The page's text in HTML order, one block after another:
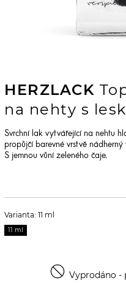
HERZLACK
na nehty s
Svrchní lak vytvářející na nehtu
propůjčí barevné vrstvě
S jemnou vůní zeleného čaje.
Varianta: 11 ml
11 ml
 Vyprodáno -